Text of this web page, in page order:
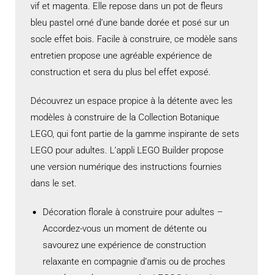
vif et magenta. Elle repose dans un pot de fleurs
bleu pastel orné d’une bande dorée et posé sur un
socle effet bois. Facile à construire, ce modèle sans
entretien propose une agréable expérience de
construction et sera du plus bel effet exposé.
Découvrez un espace propice à la détente avec les
modèles à construire de la Collection Botanique
LEGO, qui font partie de la gamme inspirante de sets
LEGO pour adultes. L’appli LEGO Builder propose
une version numérique des instructions fournies
dans le set.
Décoration florale à construire pour adultes –
Accordez-vous un moment de détente ou
savourez une expérience de construction
relaxante en compagnie d’amis ou de proches